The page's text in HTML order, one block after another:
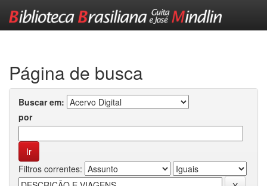
Página de busca
Buscar em:
por
Filtros correntes: